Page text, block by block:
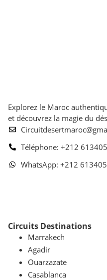
Explorez le Maroc
et découvrez la magie du
Téléphone: +212
WhatsApp: +212
Circuits Destinations
Marrakech
Agadir
Ouarzazate
Casablanca